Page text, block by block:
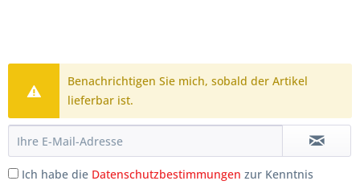
Benachrichtigen Sie mich, sobald der Artikel
lieferbar ist.
Ich habe die Datenschutzbestimmungen zur Kenntnis